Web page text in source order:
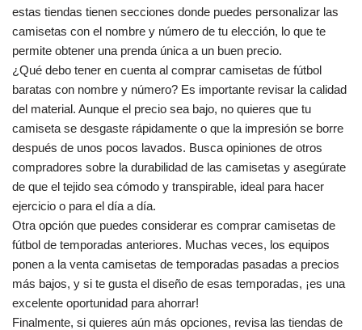
estas tiendas tienen secciones donde puedes personalizar las
camisetas con el nombre y número de tu elección, lo que te
permite obtener una prenda única a un buen precio.
¿Qué debo tener en cuenta al comprar camisetas de fútbol
baratas con nombre y número? Es importante revisar la calidad
del material. Aunque el precio sea bajo, no quieres que tu
camiseta se desgaste rápidamente o que la impresión se borre
después de unos pocos lavados. Busca opiniones de otros
compradores sobre la durabilidad de las camisetas y asegúrate
de que el tejido sea cómodo y transpirable, ideal para hacer
ejercicio o para el día a día.
Otra opción que puedes considerar es comprar camisetas de
fútbol de temporadas anteriores. Muchas veces, los equipos
ponen a la venta camisetas de temporadas pasadas a precios
más bajos, y si te gusta el diseño de esas temporadas, ¡es una
excelente oportunidad para ahorrar!
Finalmente, si quieres aún más opciones, revisa las tiendas de